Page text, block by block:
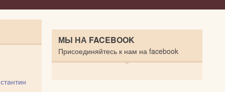
МЫ НА FACEBOOK
Присоединяйтесь к нам на facebook